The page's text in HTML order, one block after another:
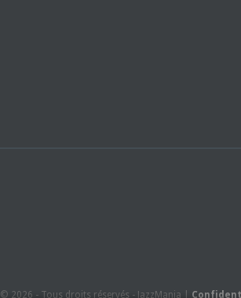
© 2026 - Tous droits réservés - JazzMania |